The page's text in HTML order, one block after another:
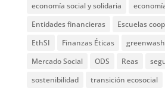
economía social y solidaria
Entidades financieras
Escuelas
EthSI
Finanzas Éticas
Mercado Social
ODS Reas
sostenibilidad
transición ecosocial